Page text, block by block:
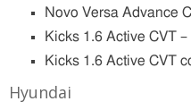
Novo Versa Advance
Kicks 1.6 Active CVT
Kicks 1.6 Active CVT
Hyundai